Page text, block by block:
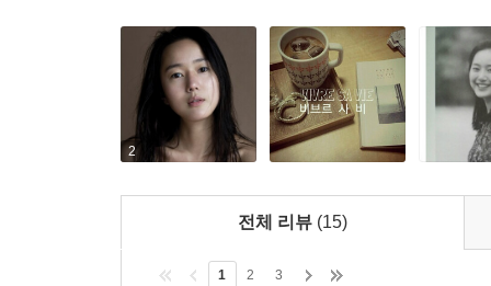
내게 가치 있는 것을 찾을 줄 아는 사람이고 싶고,
작은 것도 잘 찾아내어 쉽게 감동하는 마음으로 살
그렇게 스치는 게 많아 가슴에 자국이 많은 사람이
-프롤로그 중
2
전체 리뷰 (15)
1 2 3